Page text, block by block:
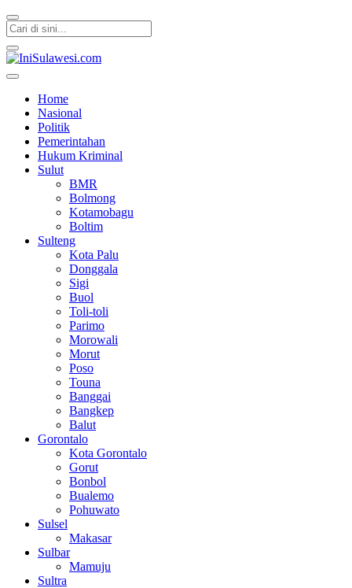
Home
Nasional
Politik
Pemerintahan
Hukum Kriminal
Sulut
BMR
Bolmong
Kotamobagu
Boltim
Sulteng
Kota Palu
Donggala
Sigi
Buol
Toli-toli
Parimo
Morowali
Morut
Poso
Touna
Banggai
Bangkep
Balut
Gorontalo
Kota Gorontalo
Gorut
Bonbol
Bualemo
Pohuwato
Sulsel
Makasar
Sulbar
Mamuju
Sultra